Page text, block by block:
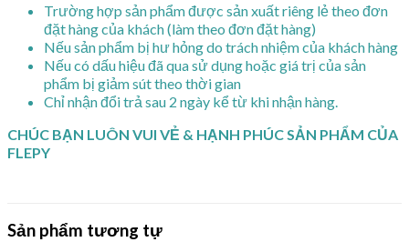
Trường hợp sản phẩm được sản xuất riêng lẻ theo đơn
đặt hàng của khách (làm theo đơn đặt hàng)
Nếu sản phẩm bị hư hỏng do trách nhiệm của khách hàng
Nếu có dấu hiệu đã qua sử dụng hoặc giá trị của sản
phẩm bị giảm sút theo thời gian
Chỉ nhận đổi trả sau 2 ngày kể từ khi nhận hàng.
CHÚC BẠN LUÔN VUI VẺ & HẠNH PHÚC SẢN PHẨM CỦA
FLEPY
Sản phẩm tương tự